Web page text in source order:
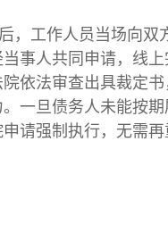
，工作人员当场向双
事人共同申请，线
依法审查出具裁定
一旦债务人未能按
请强制执行，无需